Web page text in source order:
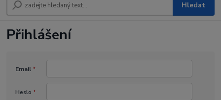
Hledat
Přihlášení
Email *
Heslo *